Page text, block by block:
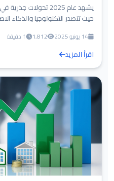
يشهد عام 2025
حيث تتصدر التكنولوجيا والذكاء
14 يونيو 2025 1,812 1 دقيقة
اقرأ المزيد